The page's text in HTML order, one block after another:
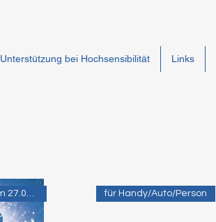
Unterstützung bei Hochsensibilität Links
für Handy/Auto/Person